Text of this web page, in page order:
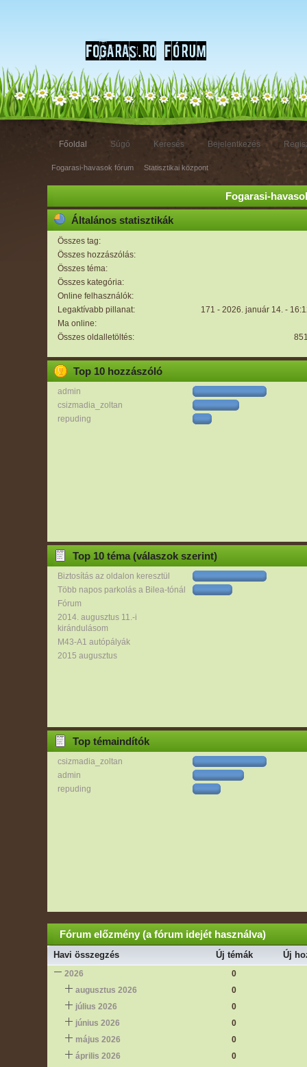
Főoldal Súgó Keresés Bejelentkezés
Fogarasi-havasok fórum Statisztikai központ
Fogarasi-
Általános statisztikák
Összes tag:
Összes hozzászólás:
Összes téma:
Összes kategória:
Online felhasználók:
Legaktívabb pillanat:
171 - 2026. január 14. -
Ma online:
Összes oldalletöltés:
Top 10 hozzászóló
admin
csizmadia_zoltan
repuding
Top 10 téma (válaszok szerint)
Biztosítás az oldalon keresztül
Több napos parkolás a Bilea-tónál
Fórum
2014. augusztus 11.-i
kirándulásom
M43-A1 autópályák
2015 augusztus
Top témaindítók
csizmadia_zoltan
admin
repuding
Fórum előzmény (a fórum idejét használva)
Havi összegzés Új témák Új
2026
0
augusztus 2026
0
július 2026
0
június 2026
0
május 2026
0
április 2026
0